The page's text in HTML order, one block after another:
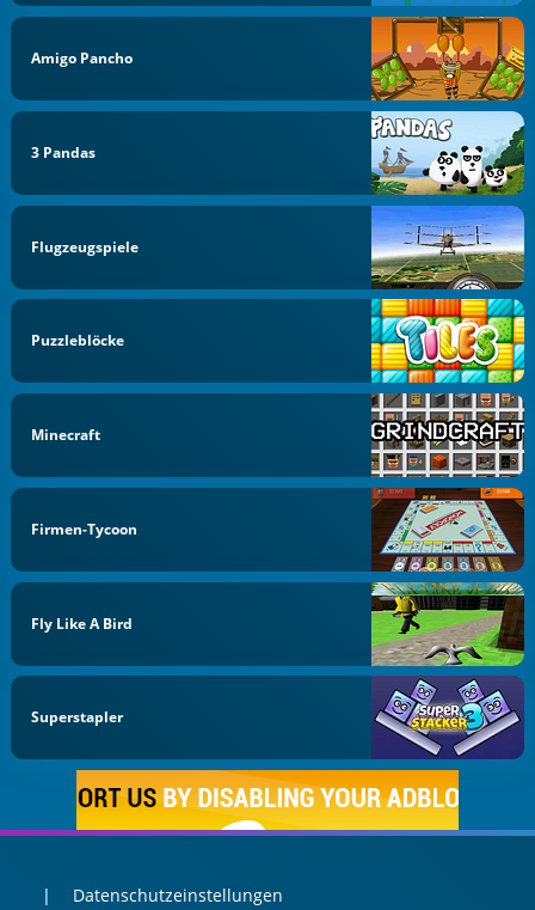
Amigo Pancho
3 Pandas
Flugzeugspiele
Puzzleblöcke
Minecraft
Firmen-Tycoon
Fly Like A Bird
Superstapler
Datenschutzeinstellungen